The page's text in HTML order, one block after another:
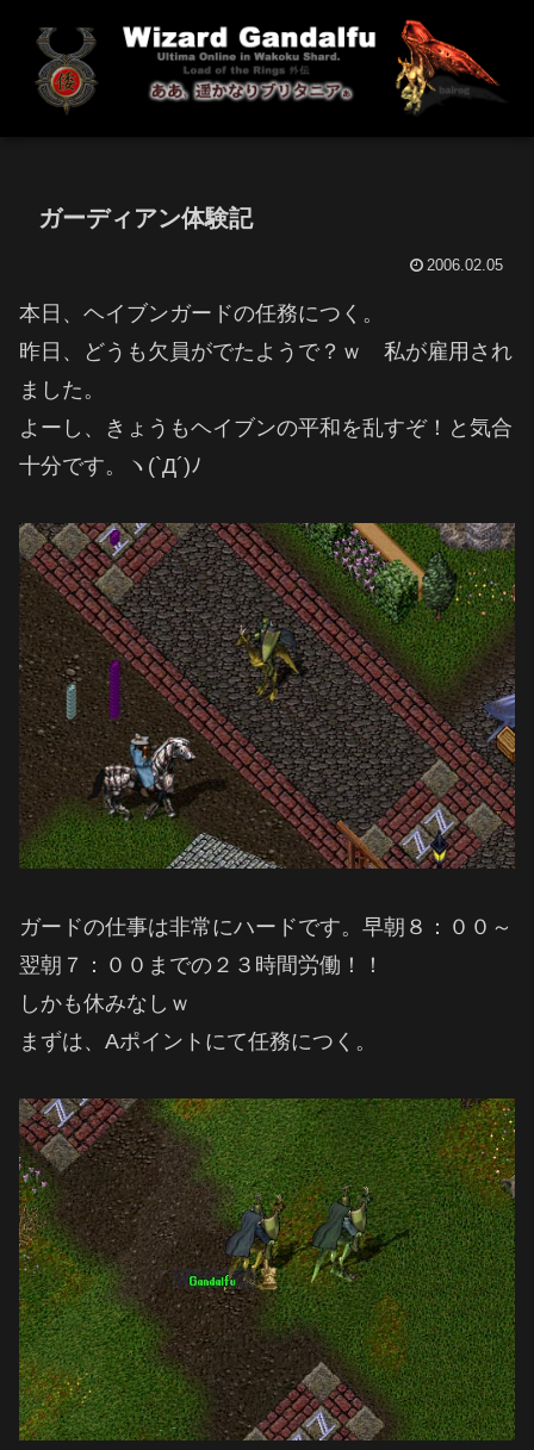
ガーディアン体験記
2006.02.05
本日、ヘイブンガードの任務につく。
昨日、どうも欠員がでたようで？ｗ 私が雇用され
ました。
よーし、きょうもヘイブンの平和を乱すぞ！と気合
十分です。ヽ(`Д´)ﾉ
ガードの仕事は非常にハードです。早朝８：００～
翌朝７：００までの２３時間労働！！
しかも休みなしｗ
まずは、Aポイントにて任務につく。